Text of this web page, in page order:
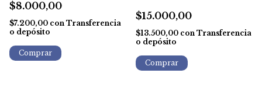
$8.000,00
$7.200,00 con Transferencia
o depósito
$15.000,00
$13.500,00 con Transferencia
o depósito